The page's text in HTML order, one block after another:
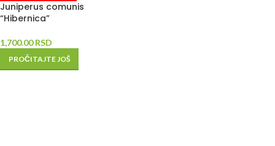
Juniperus comunis
“Hibernica”
1,700.00RSD
PROČITAJTE JOŠ